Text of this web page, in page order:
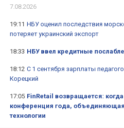
7.08.2026
19:11 НБУ оценил последствия
потеряет украинский экспорт
18:33 НБУ ввел кредитные
18:12 С 1 сентября зарплаты
Корецкий
17:05 FinRetail возвращается:
конференция года,
технологии